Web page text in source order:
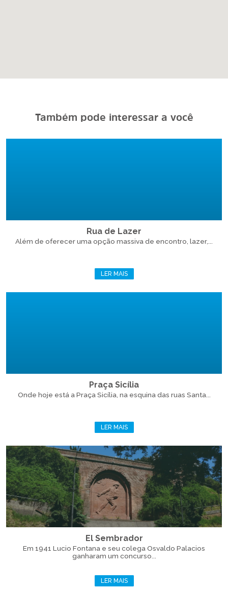
Também pode interessar a você
Rua de Lazer
Além de oferecer uma opção massiva de encontro, lazer,...
LER MAIS
Praça Sicília
Onde hoje está a Praça Sicília, na esquina das ruas Santa...
LER MAIS
El Sembrador
Em 1941 Lucio Fontana e seu colega Osvaldo Palacios
ganharam um concurso...
LER MAIS